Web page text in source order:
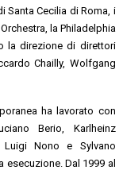
Santa Cecilia di Roma, i
la Philadelphia
la direzione di direttori
Chailly, Wolfgang
ha lavorato con
Berio, Karlheinz
Luigi Nono e Sylvano
Dal 1999 al